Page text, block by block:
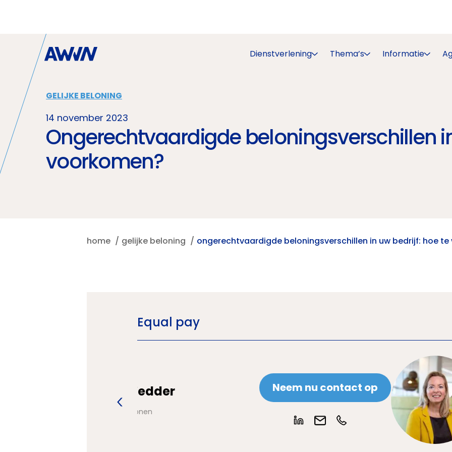
Dienstverlening Thema’s Informatie
GELIJKE BELONING
14 november 2023
Ongerechtvaardigde beloningsverschillen
voorkomen?
home gelijke beloning ongerechtvaardigde beloningsverschillen in uw bedrijf: hoe te
Equal pay
Karin Panman